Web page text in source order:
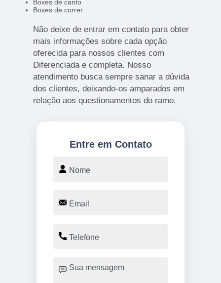
Boxes de canto
Boxes de correr
Não deixe de entrar em contato para obter
mais informações sobre cada opção
oferecida para nossos clientes com
Diferenciada e completa. Nosso
atendimento busca sempre sanar a dúvida
dos clientes, deixando-os amparados em
relação aos questionamentos do ramo.
Entre em Contato